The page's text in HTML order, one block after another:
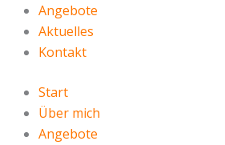
Angebote
Aktuelles
Kontakt
Start
Über mich
Angebote